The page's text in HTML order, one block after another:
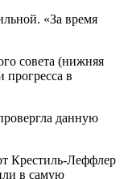
«За время
совета (нижняя
прогресса в
данную
Крестиль-Леффлер
в самую